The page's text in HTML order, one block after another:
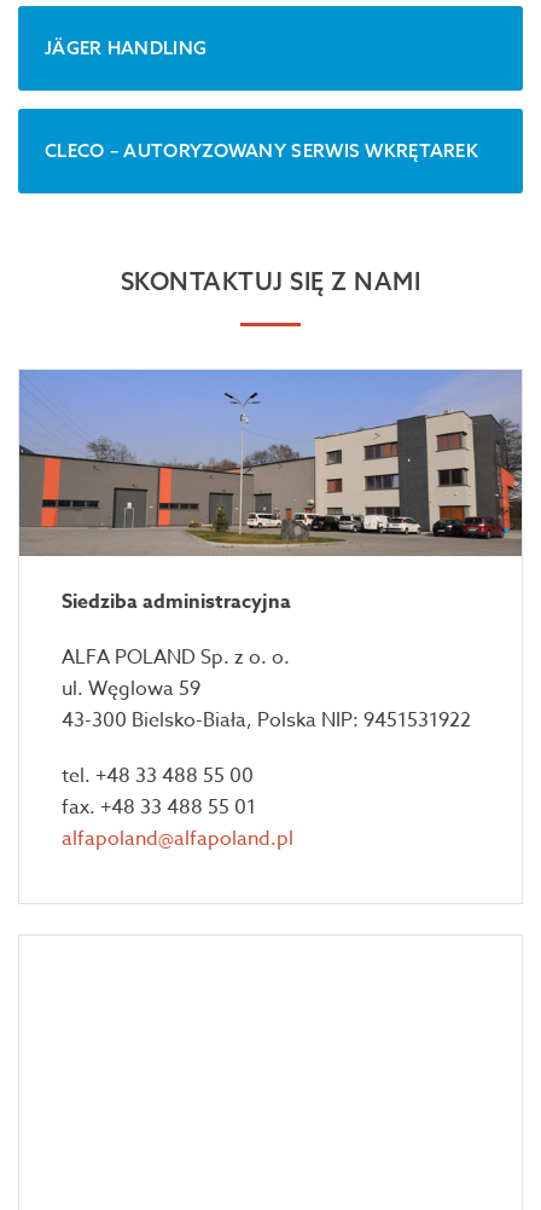
JÄGER HANDLING
CLECO – AUTORYZOWANY SERWIS WKRĘTAREK
SKONTAKTUJ SIĘ Z NAMI
Siedziba administracyjna
ALFA POLAND Sp. z o. o.
ul. Węglowa 59
43-300 Bielsko-Biała, Polska NIP: 9451531922
tel. +48 33 488 55 00
fax. +48 33 488 55 01
alfapoland@alfapoland.pl